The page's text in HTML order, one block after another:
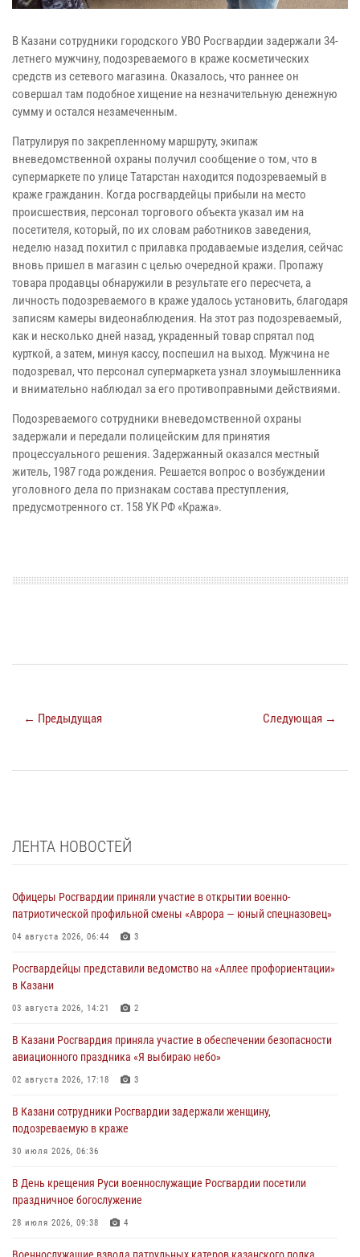
В Казани сотрудники городского УВО Росгвардии задержали 34-
летнего мужчину, подозреваемого в краже косметических
средств из сетевого магазина. Оказалось, что раннее он
совершал там подобное хищение на незначительную денежную
сумму и остался незамеченным.
Патрулируя по закрепленному маршруту, экипаж
вневедомственной охраны получил сообщение о том, что в
супермаркете по улице Татарстан находится подозреваемый в
краже гражданин. Когда росгвардейцы прибыли на место
происшествия, персонал торгового объекта указал им на
посетителя, который, по их словам работников заведения,
неделю назад похитил с прилавка продаваемые изделия, сейчас
вновь пришел в магазин с целью очередной кражи. Пропажу
товара продавцы обнаружили в результате его пересчета, а
личность подозреваемого в краже удалось установить, благодаря
записям камеры видеонаблюдения. На этот раз подозреваемый,
как и несколько дней назад, украденный товар спрятал под
курткой, а затем, минуя кассу, поспешил на выход. Мужчина не
подозревал, что персонал супермаркета узнал злоумышленника
и внимательно наблюдал за его противоправными действиями.
Подозреваемого сотрудники вневедомственной охраны
задержали и передали полицейским для принятия
процессуального решения. Задержанный оказался местный
житель, 1987 года рождения. Решается вопрос о возбуждении
уголовного дела по признакам состава преступления,
предусмотренного ст. 158 УК РФ «Кража».
← Предыдущая Следующая →
ЛЕНТА НОВОСТЕЙ
Офицеры Росгвардии приняли участие в открытии военно-
патриотической профильной смены «Аврора — юный спецназовец»
04 августа 2026, 06:44 3
Росгвардейцы представили ведомство на «Аллее профориентации»
в Казани
03 августа 2026, 14:21 2
В Казани Росгвардия приняла участие в обеспечении безопасности
авиационного праздника «Я выбираю небо»
02 августа 2026, 17:18 3
В Казани сотрудники Росгвардии задержали женщину,
подозреваемую в краже
30 июля 2026, 06:36
В День крещения Руси военнослужащие Росгвардии посетили
праздничное богослужение
28 июля 2026, 09:38 4